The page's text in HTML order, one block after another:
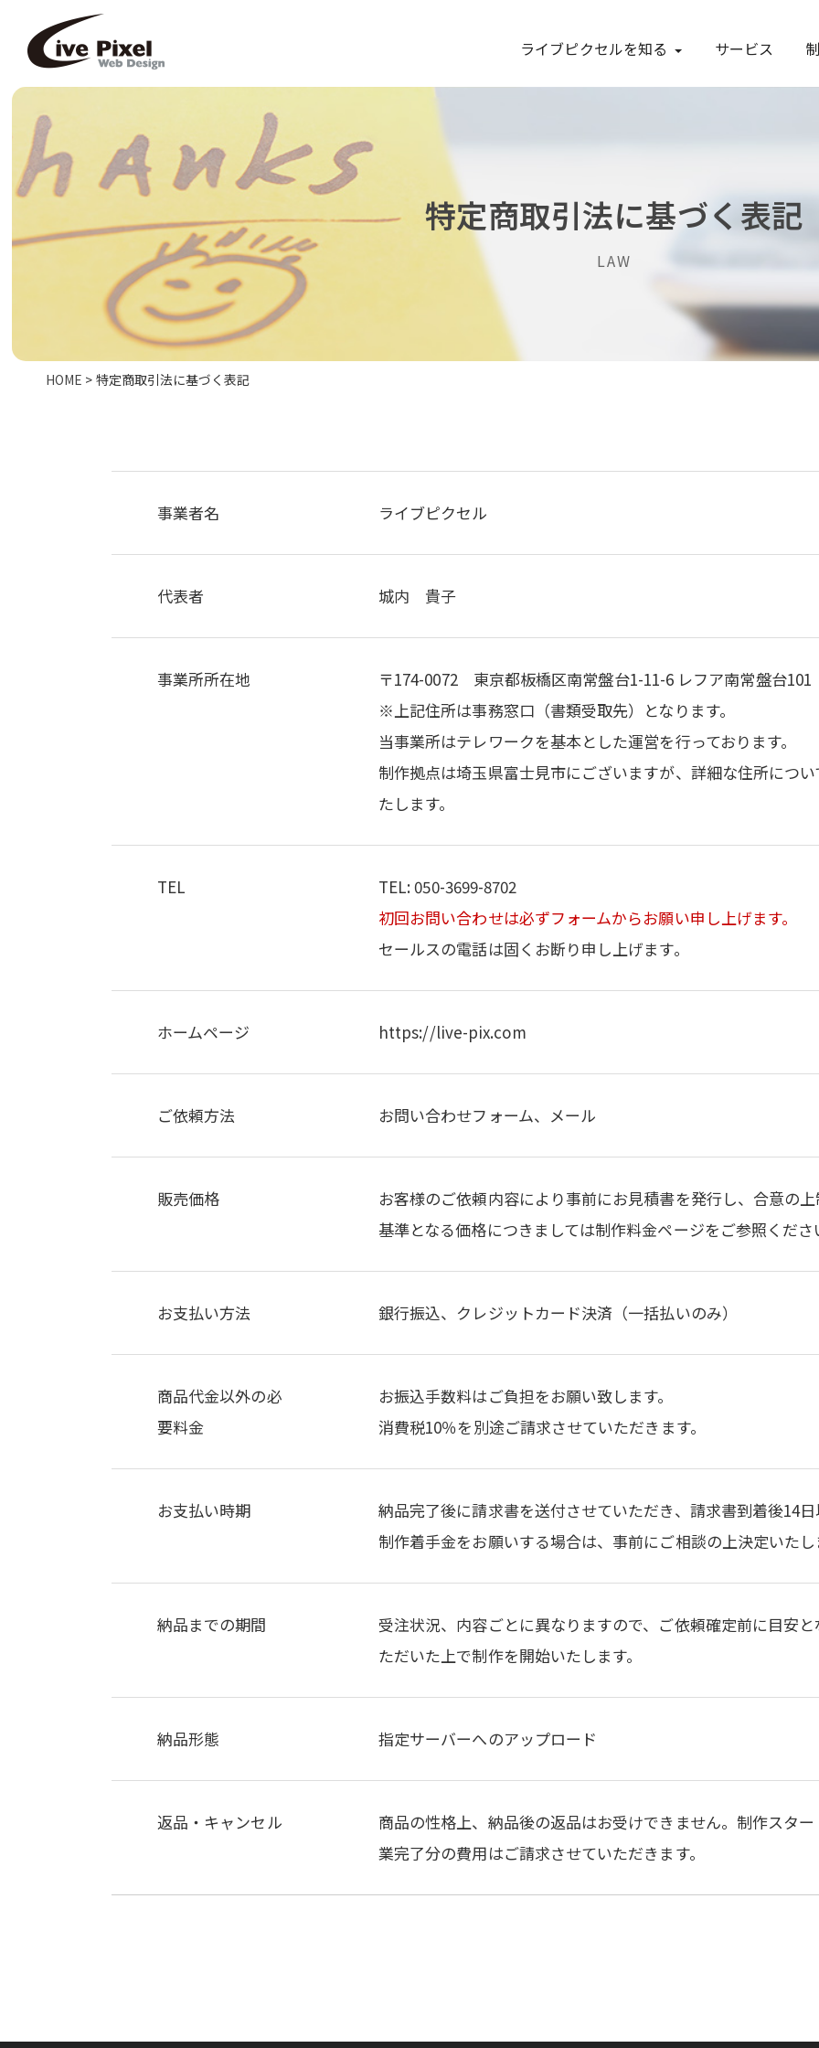
ライブピクセルを知る サービス
特定商取引法に基づく表記
LAW
HOME > 特定商取引法に基づく表記
事業者名 ライブピクセル
代表者 城内 貴子
事業所所在地
〒174-0072 東京都板橋区南常盤台1-11-6 レフア南常盤台101
※上記住所は事務窓口（書類受取先）となります。
当事業所はテレワークを基本とした運営を行っております。
制作拠点は埼玉県富士見市にございますが、詳細な住所につ
たします。
TEL
TEL: 050-3699-8702
初回お問い合わせは必ずフォームからお願い申し上げます。
セールスの電話は固くお断り申し上げます。
ホームページ https://live-pix.com
ご依頼方法 お問い合わせフォーム、メール
販売価格
お客様のご依頼内容により事前にお見積書を発行し、合意の上
基準となる価格につきましては制作料金ページをご参照くださ
お支払い方法 銀行振込、クレジットカード決済（一括払いのみ）
商品代金以外の必
要料金
お振込手数料はご負担をお願い致します。
消費税10％を別途ご請求させていただきます。
お支払い時期
納品完了後に請求書を送付させていただき、請求書到着後14日
制作着手金をお願いする場合は、事前にご相談の上決定いたし
納品までの期間
受注状況、内容ごとに異なりますので、ご依頼確定前に目安
ただいた上で制作を開始いたします。
納品形態 指定サーバーへのアップロード
返品・キャンセル
商品の性格上、納品後の返品はお受けできません。制作スタ
業完了分の費用はご請求させていただきます。